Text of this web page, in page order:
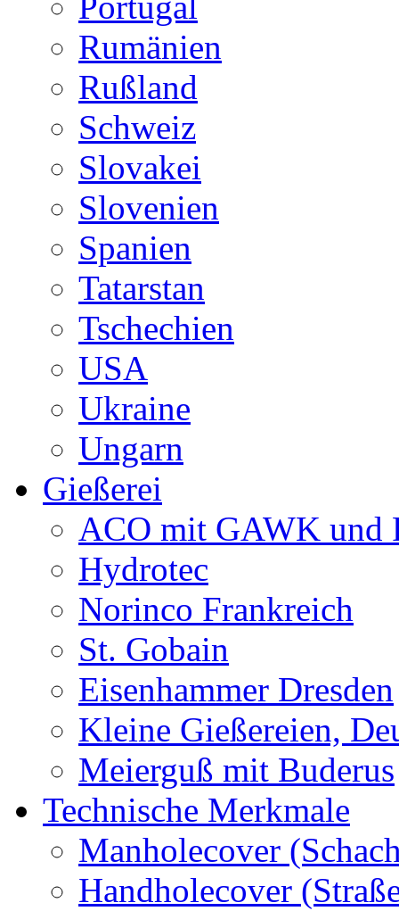
Rumänien
Rußland
Schweiz
Slovakei
Slovenien
Spanien
Tatarstan
Tschechien
USA
Ukraine
Ungarn
Gießerei
ACO mit GAWK und
Hydrotec
Norinco Frankreich
St. Gobain
Eisenhammer Dresden
Kleine Gießereien,
Meierguß mit Buderus
Technische Merkmale
Manholecover
Handholecover